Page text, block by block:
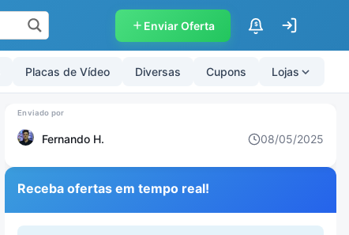
Enviar Oferta $
Placas de Vídeo Diversas Cupons Lojas
Fernando H. 08/05/2025
Receba ofertas em tempo real!